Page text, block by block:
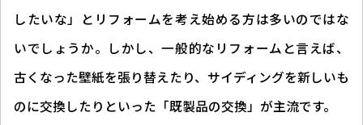
したいな」とリフォームを考え始める方は多いのではな
いでしょうか。しかし、一般的なリフォームと言えば、
古くなった壁紙を張り替えたり、サイディングを新しいも
のに交換したりといった「既製品の交換」が主流です。